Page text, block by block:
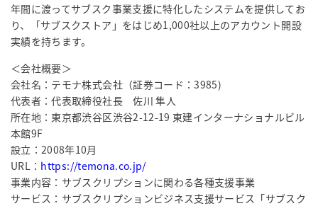
年間に渡ってサブスク事業支援に特化したシステムを提供してお
り、「サブスクストア」をはじめ1,000社以上のアカウント開設
実績を持ちます。
＜会社概要＞
会社名：テモナ株式会社（証券コード：3985)
代表者：代表取締役社長 佐川 隼人
所在地：東京都渋谷区渋谷2-12-19 東建インターナショナルビル
本館9F
設立：2008年10月
URL： https://temona.co.jp/
事業内容：サブスクリプションに関わる各種支援事業
サービス：サブスクリプションビジネス支援サービス「サブスク